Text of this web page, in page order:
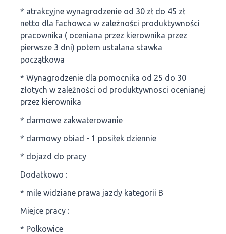
* atrakcyjne wynagrodzenie od 30 zł do 45 zł
netto dla fachowca w zależności produktywności
pracownika ( oceniana przez kierownika przez
pierwsze 3 dni) potem ustalana stawka
początkowa
* Wynagrodzenie dla pomocnika od 25 do 30
złotych w zależności od produktywnosci ocenianej
przez kierownika
* darmowe zakwaterowanie
* darmowy obiad - 1 posiłek dziennie
* dojazd do pracy
Dodatkowo :
* mile widziane prawa jazdy kategorii B
Miejce pracy :
* Polkowice